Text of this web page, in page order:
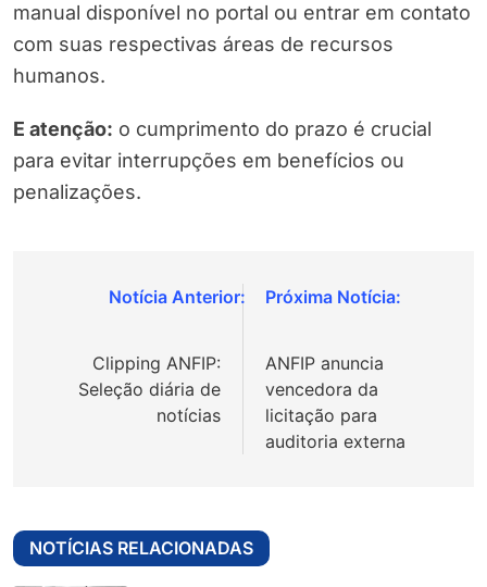
manual disponível no portal ou entrar em contato
com suas respectivas áreas de recursos
humanos.
E atenção: o cumprimento do prazo é crucial
para evitar interrupções em benefícios ou
penalizações.
Navegação
Post
Clipping ANFIP:
Seleção diária de
notícias
ANFIP anuncia
vencedora da
licitação para
auditoria externa
NOTÍCIAS RELACIONADAS